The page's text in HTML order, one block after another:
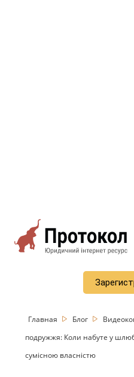
Главная Блог
подружжя: Коли набуте у
сумісною власністю